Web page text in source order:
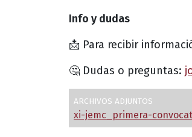
Info y dudas
📩 Para recibir
🤔 Dudas o preguntas:
ARCHIVOS ADJUNTOS
xi-jemc_primera-